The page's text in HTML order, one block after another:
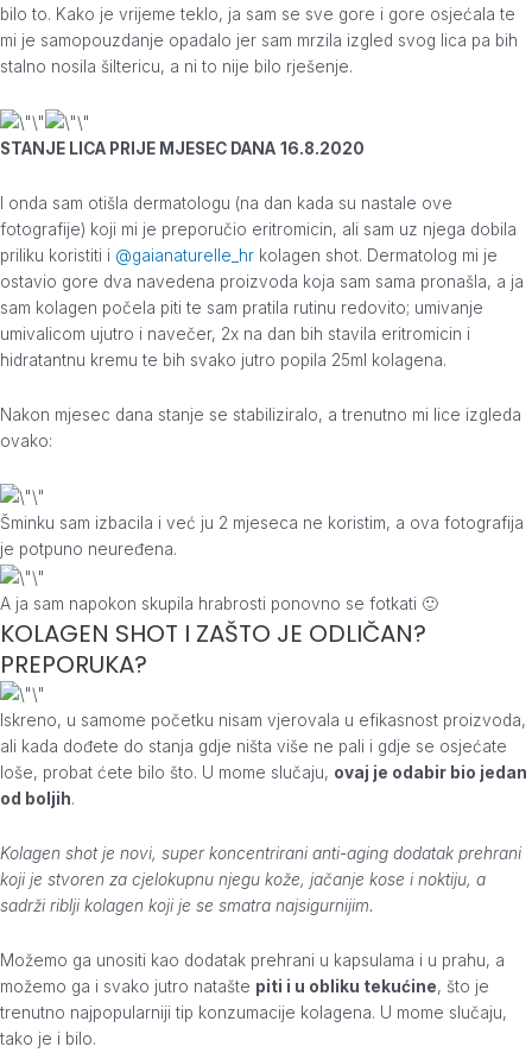
bilo to. Kako je vrijeme teklo, ja sam se sve gore i gore osjećala te
mi je samopouzdanje opadalo jer sam mrzila izgled svog lica pa bih
stalno nosila šiltericu, a ni to nije bilo rješenje.
STANJE LICA PRIJE MJESEC DANA 16.8.2020
I onda sam otišla dermatologu (na dan kada su nastale ove
fotografije) koji mi je preporučio eritromicin, ali sam uz njega dobila
priliku koristiti i @gaianaturelle_hr kolagen shot. Dermatolog mi je
ostavio gore dva navedena proizvoda koja sam sama pronašla, a ja
sam kolagen počela piti te sam pratila rutinu redovito; umivanje
umivalicom ujutro i navečer, 2x na dan bih stavila eritromicin i
hidratantnu kremu te bih svako jutro popila 25ml kolagena.
Nakon mjesec dana stanje se stabiliziralo, a trenutno mi lice izgleda
ovako:
Šminku sam izbacila i već ju 2 mjeseca ne koristim, a ova fotografija
je potpuno neuređena.
A ja sam napokon skupila hrabrosti ponovno se fotkati 🙂
KOLAGEN SHOT I ZAŠTO JE ODLIČAN?
PREPORUKA?
Iskreno, u samome početku nisam vjerovala u efikasnost proizvoda,
ali kada dođete do stanja gdje ništa više ne pali i gdje se osjećate
loše, probat ćete bilo što. U mome slučaju, ovaj je odabir bio jedan
od boljih.
Kolagen shot je novi, super koncentrirani anti-aging dodatak prehrani
koji je stvoren za cjelokupnu njegu kože, jačanje kose i noktiju, a
sadrži riblji kolagen koji je se smatra najsigurnijim.
Možemo ga unositi kao dodatak prehrani u kapsulama i u prahu, a
možemo ga i svako jutro natašte piti i u obliku tekućine, što je
trenutno najpopularniji tip konzumacije kolagena. U mome slučaju,
tako je i bilo.